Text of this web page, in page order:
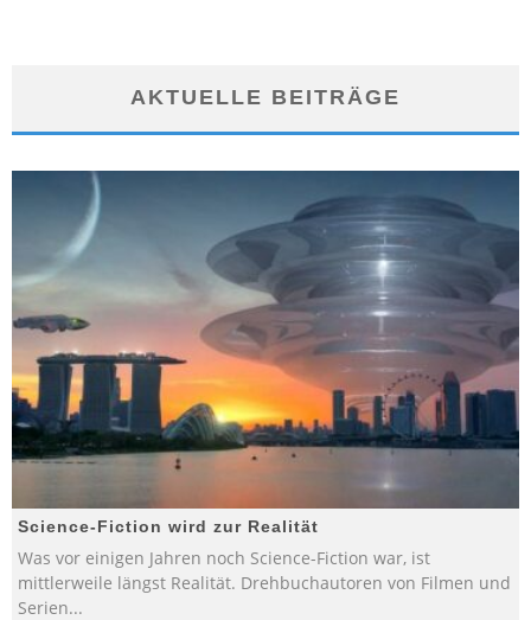
AKTUELLE BEITRÄGE
Science-Fiction wird zur Realität
Was vor einigen Jahren noch Science-Fiction war, ist
mittlerweile längst Realität. Drehbuchautoren von Filmen und
Serien...